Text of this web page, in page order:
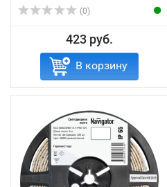
(0)
423 руб.
В корзину